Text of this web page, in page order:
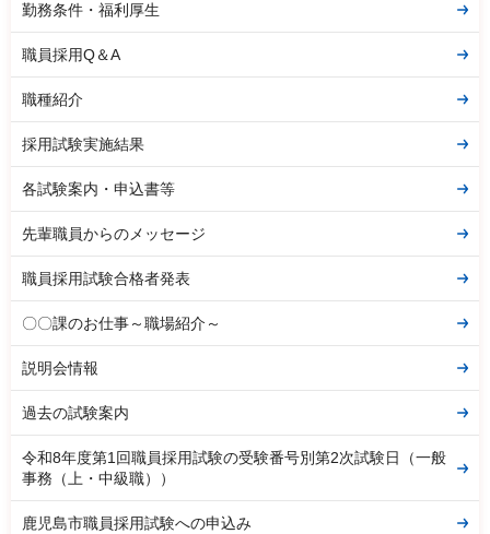
勤務条件・福利厚生
職員採用Q＆A
職種紹介
採用試験実施結果
各試験案内・申込書等
先輩職員からのメッセージ
職員採用試験合格者発表
〇〇課のお仕事～職場紹介～
説明会情報
過去の試験案内
令和8年度第1回職員採用試験の受験番号別第2次試験日（一般
事務（上・中級職））
鹿児島市職員採用試験への申込み